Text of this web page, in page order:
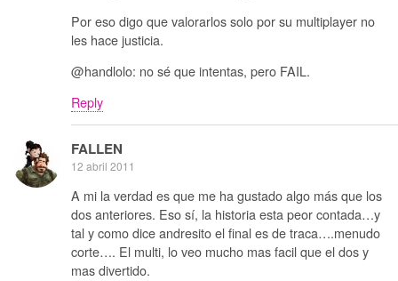
Por eso digo que valorarlos solo por su multiplayer no
les hace justicia.
@handlolo: no sé que intentas, pero FAIL.
Reply
FALLEN
12 abril 2011
A mi la verdad es que me ha gustado algo más que los
dos anteriores. Eso sí, la historia esta peor contada…y
tal y como dice andresito el final es de traca….menudo
corte…. El multi, lo veo mucho mas facil que el dos y
mas divertido.